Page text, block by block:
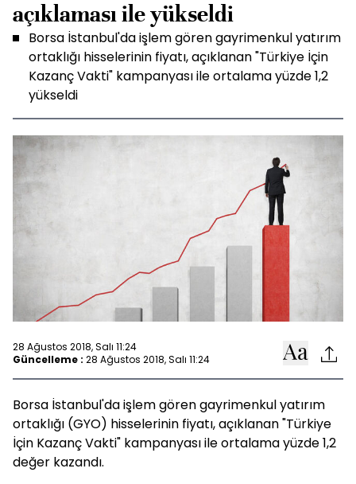
açıklaması ile yükseldi
Borsa İstanbul'da işlem gören gayrimenkul yatırım
ortaklığı hisselerinin fiyatı, açıklanan "Türkiye İçin
Kazanç Vakti" kampanyası ile ortalama yüzde 1,2
yükseldi
28 Ağustos 2018, Salı 11:24
Güncelleme : 28 Ağustos 2018, Salı 11:24
Borsa İstanbul'da işlem gören gayrimenkul yatırım
ortaklığı (GYO) hisselerinin fiyatı, açıklanan "Türkiye
İçin Kazanç Vakti" kampanyası ile ortalama yüzde 1,2
değer kazandı.